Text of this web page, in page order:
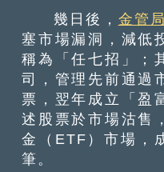
幾日後， 金管
塞市場漏洞，減低
稱為「任七招」；
司，管理先前通過
票，翌年成立「盈
述股票於市場沽售
金（ETF）市場，
筆。